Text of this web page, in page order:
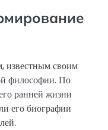
известным своим
философии. По
ранней жизни
его биографии